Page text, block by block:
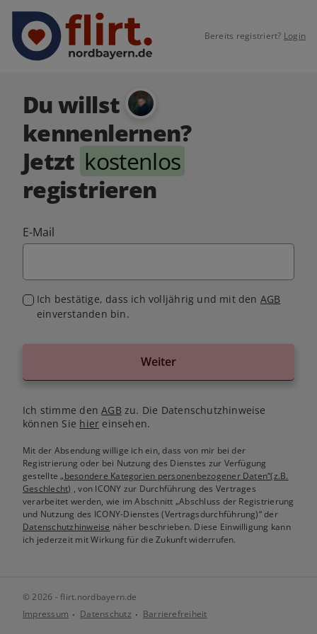
Bereits registriert? Login
Du willst
kennenlernen?
Jetzt kostenlos
registrieren
E-Mail
Ich bestätige, dass ich volljährig und mit den AGB
einverstanden bin.
Weiter
Ich stimme denAGB zu. Die Datenschutzhinweise
können Sie hier einsehen.
Mit der Absendung willige ich ein, dass von mir bei der
Registrierung oder bei Nutzung des Dienstes zur Verfügung
gestellte„besondere Kategorien personenbezogener Daten“(z.B.
Geschlecht) , von ICONY zur Durchführung des Vertrages
verarbeitet werden, wie im Abschnitt „Abschluss der Registrierung
und Nutzung des ICONY-Dienstes (Vertragsdurchführung)“ der
Datenschutzhinweise näher beschrieben. Diese Einwilligung kann
ich jederzeit mit Wirkung für die Zukunft widerrufen.
© 2026 - flirt.nordbayern.de
Impressum
Datenschutz Barrierefreiheit